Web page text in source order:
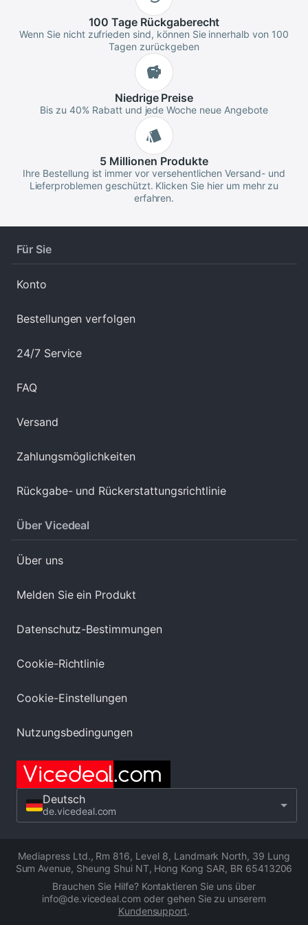
100 Tage Rückgaberecht
Wenn Sie nicht zufrieden sind, können Sie innerhalb von 100
Tagen zurückgeben
NiedrigePreise
Bis zu 40% Rabatt und jede Woche neue Angebote
5 Millionen Produkte
Ihre Bestellung ist immer vor versehentlichen Versand- und
Lieferproblemen geschützt. Klicken Sie hier um mehr zu
erfahren.
Für Sie
Konto
Bestellungen verfolgen
24/7 Service
FAQ
Versand
Zahlungsmöglichkeiten
Rückgabe- und Rückerstattungsrichtlinie
Über Vicedeal
Über uns
Melden Sie ein Produkt
Datenschutz-Bestimmungen
Cookie-Richtlinie
Cookie-Einstellungen
Nutzungsbedingungen
Deutsch
de.vicedeal.com
Mediapress Ltd., Rm 816, Level 8, Landmark North, 39 Lung
Sum Avenue, Sheung Shui NT, Hong Kong SAR, BR 65413206
Brauchen Sie Hilfe? Kontaktieren Sie uns über
info@de.vicedeal.com oder gehen Sie zu unserem
Kundensupport.